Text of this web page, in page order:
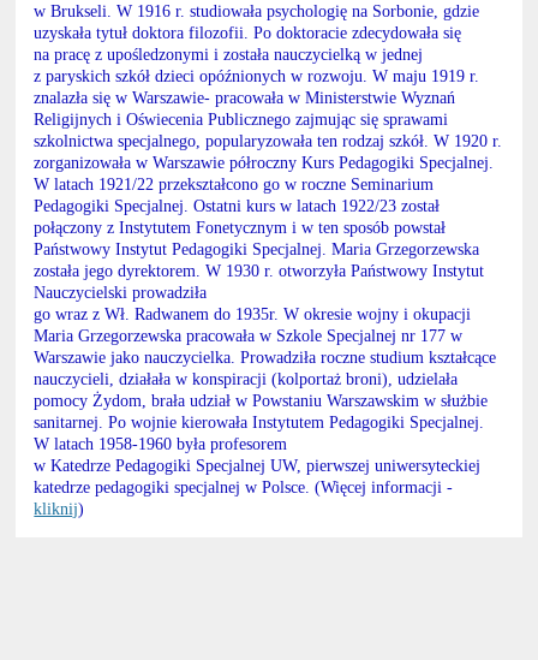
w Brukseli. W 1916 r. studiowała psychologię na Sorbonie, gdzie
uzyskała tytuł doktora filozofii. Po doktoracie zdecydowała się
na pracę z upośledzonymi i została nauczycielką w jednej
z paryskich szkół dzieci opóźnionych w rozwoju. W maju 1919 r.
znalazła się w Warszawie- pracowała w Ministerstwie Wyznań
Religijnych i Oświecenia Publicznego zajmując się sprawami
szkolnictwa specjalnego, popularyzowała ten rodzaj szkół. W 1920 r.
zorganizowała w Warszawie półroczny Kurs Pedagogiki Specjalnej.
W latach 1921/22 przekształcono go w roczne Seminarium
Pedagogiki Specjalnej. Ostatni kurs w latach 1922/23 został
połączony z Instytutem Fonetycznym i w ten sposób powstał
Państwowy Instytut Pedagogiki Specjalnej. Maria Grzegorzewska
została jego dyrektorem. W 1930 r. otworzyła Państwowy Instytut
Nauczycielski prowadziła
go wraz z Wł. Radwanem do 1935r. W okresie wojny i okupacji
Maria Grzegorzewska pracowała w Szkole Specjalnej nr 177 w
Warszawie jako nauczycielka. Prowadziła roczne studium kształcące
nauczycieli, działała w konspiracji (kolportaż broni), udzielała
pomocy Żydom, brała udział w Powstaniu Warszawskim w służbie
sanitarnej. Po wojnie kierowała Instytutem Pedagogiki Specjalnej.
W latach 1958-1960 była profesorem
w Katedrze Pedagogiki Specjalnej UW, pierwszej uniwersyteckiej
katedrze pedagogiki specjalnej w Polsce. (Więcej informacji -
kliknij)